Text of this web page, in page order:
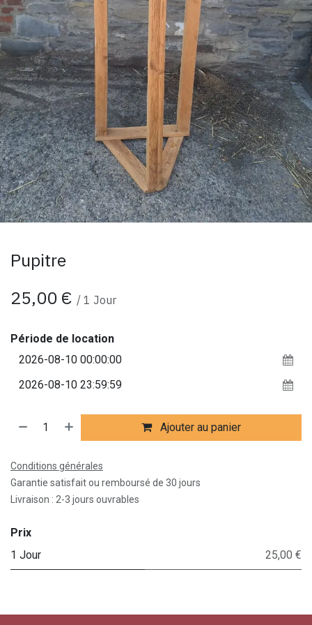
Pupitre
25,00 € / 1 Jour
Période de location
Ajouter au panier
Conditions générales
Garantie satisfait ou remboursé de 30 jours
Livraison : 2-3 jours ouvrables
Prix
1 Jour
25,00 €